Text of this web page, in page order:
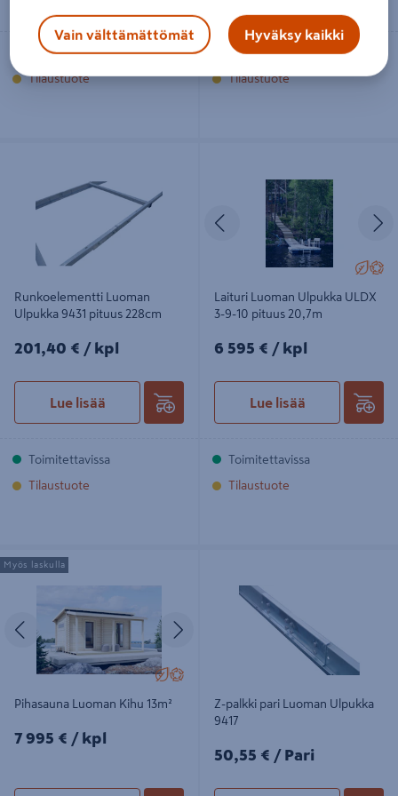
Toimitettavissa
Tilaustuote
Toimitettavissa
Tilaustuote
Runkoelementti Luoman
Ulpukka 9431 pituus 228cm
201,40€/kpl
201,40 € / kpl
Lue lisää
Toimitettavissa
Tilaustuote
Edellinen
Laituri Luoman Ulpukka ULDX
3-9-10 pituus 20,7m
6595€/kpl
6 595 € / kpl
Lue lisää
Toimitettavissa
Tilaustuote
Pihasauna Luoman Kihu 13m²
Edellinen
Pihasauna Luoman Kihu 13m²
7995€/kpl
7 995 € / kpl
Myös laskulla
Z-palkki pari Luoman Ulpukka
9417
50,55€/Pari
50,55 € / Pari
Vain välttämättömät Hyväksy kaikki